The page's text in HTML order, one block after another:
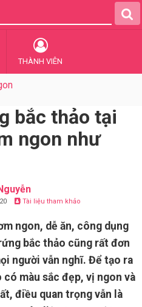
THÀNH VIÊN
bắc thảo tại
ngon như
Tài liệu tham khảo
ngon, dễ ăn, công dụng
bắc thảo cũng rất đơn
người vẫn nghĩ. Để tạo ra
màu sắc đẹp, vị ngon và
điều quan trọng vẫn là